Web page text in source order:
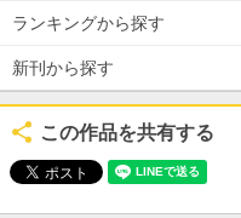
ランキングから探す
新刊から探す
この作品を共有する